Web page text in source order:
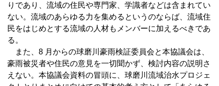
りであり、流域の住民や専門家、学識者などは含まれてい
ない。流域のあらゆる力を集めるというのならば、流域住
民をはじめとする流域の人材もメンバーに加えるべきであ
る。
また、8 月からの球磨川豪雨検証委員会と本協議会は、
豪雨被災者や住民の意見を一切聞かず、検討内容の説明さ
えない。本協議会資料の冒頭に、球磨川流域治水プロジェ